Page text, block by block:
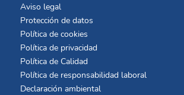
Aviso legal
Protección de datos
Política de cookies
Política de privacidad
Política de Calidad
Política de responsabilidad laboral
Declaración ambiental